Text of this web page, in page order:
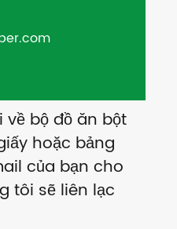
bộ đồ ăn bột
hoặc bảng
của bạn cho
tôi sẽ liên lạc